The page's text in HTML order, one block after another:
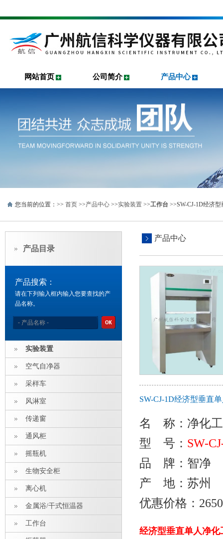
网站首页 公司简介 产品中心
您当前的位置：>> 首页 >>产品中心 >>实验装置 >>工作台 >>SW-CJ-1D经济
产品目录
产品搜索：
请在下列输入框内输入您要查找的产
品名称。
实验装置
空气自净器
采样车
风淋室
传递窗
通风柜
摇瓶机
生物安全柜
离心机
金属浴/干式恒温器
工作台
产品中心
SW-CJ-1D经济型垂直
名 称 ： 净化
型 号： SW-
品 牌：智净
产 地：苏州
优惠价格：
经济型垂直单人净